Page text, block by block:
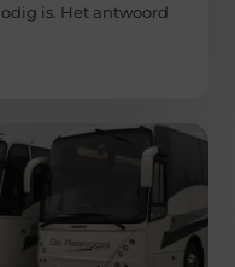
is. Het antwoord